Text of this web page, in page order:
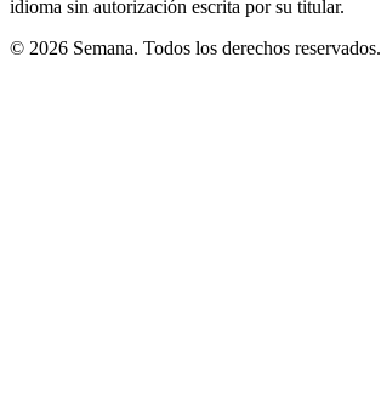
idioma sin autorización escrita por su titular.
© 2026 Semana. Todos los derechos reservados.